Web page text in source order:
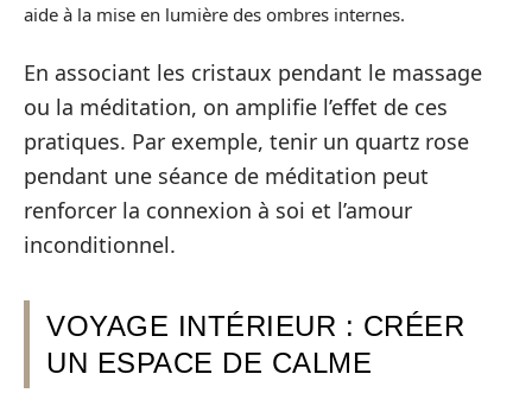
aide à la mise en lumière des ombres internes.
En associant les cristaux pendant le massage
ou la méditation, on amplifie l’effet de ces
pratiques. Par exemple, tenir un quartz rose
pendant une séance de méditation peut
renforcer la connexion à soi et l’amour
inconditionnel.
VOYAGE INTÉRIEUR : CRÉER
UN ESPACE DE CALME